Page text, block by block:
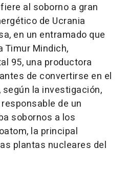
al soborno a gran
de Ucrania
en un entramado que
Timur Mindich,
95, una productora
de convertirse en el
la investigación,
de un
sobornos a los
la principal
plantas nucleares del